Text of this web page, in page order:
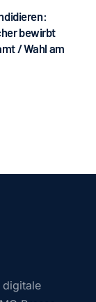
bewirbt
/ Wahl am
digitale